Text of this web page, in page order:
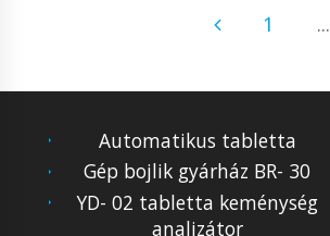
1 ...
Automatikus tabletta
Gép bojlik gyárház BR- 30
YD- 02 tabletta keménység
analizátor